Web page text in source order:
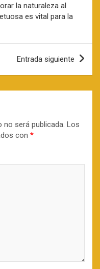
la naturaleza al
es vital para la
Entrada siguiente
será publicada. Los
con *